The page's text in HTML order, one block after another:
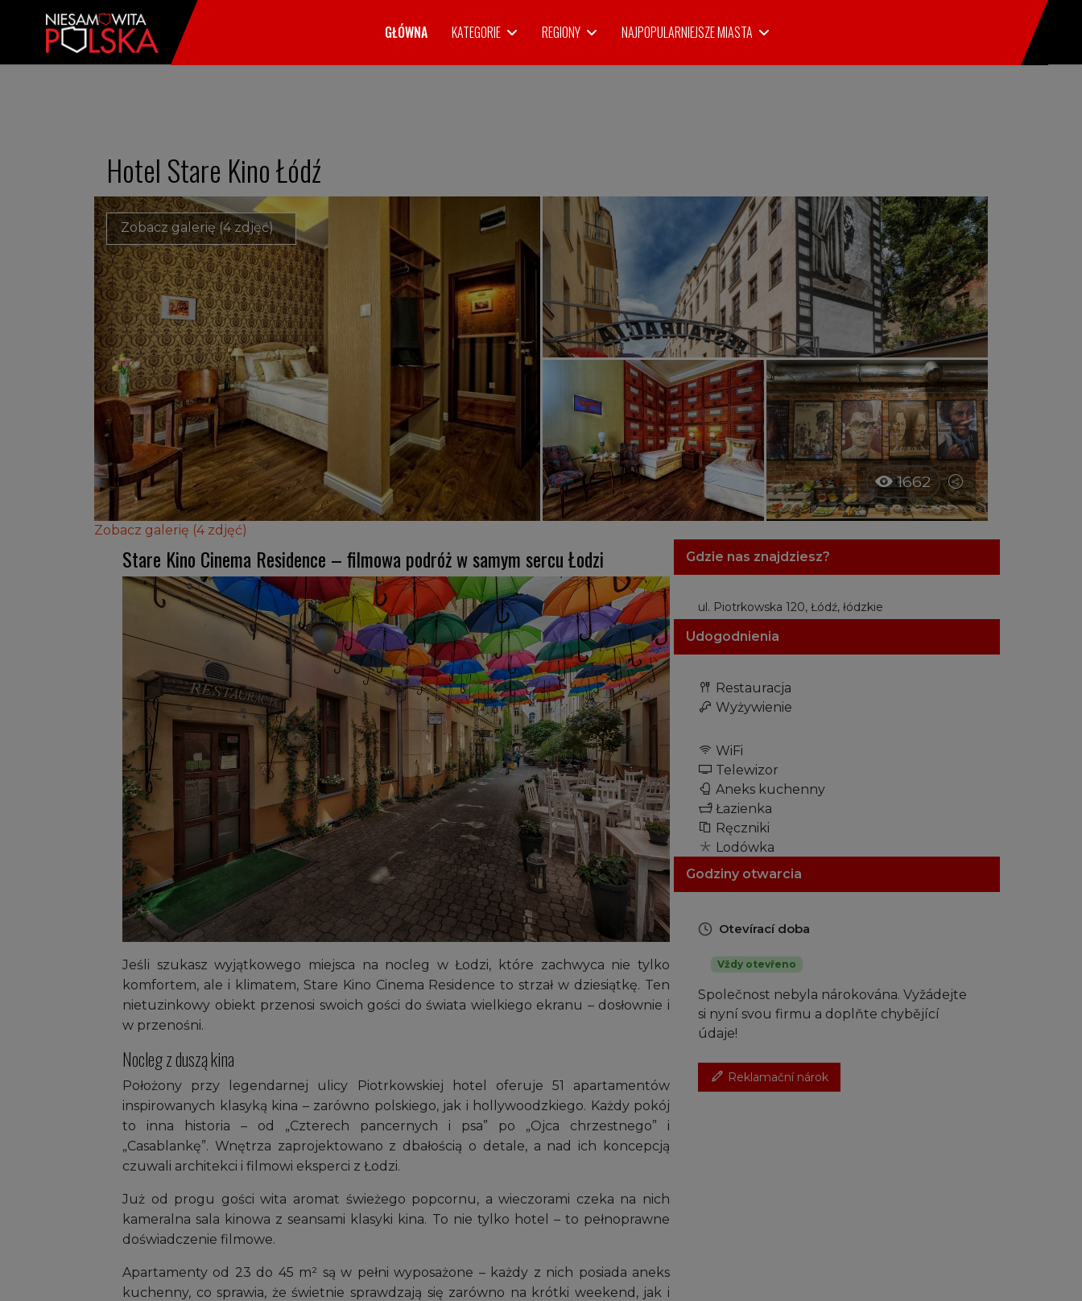
GŁÓWNA KATEGORIE REGIONY NAJPOPULARNIEJSZE MIASTA
Hotel Stare Kino Łódź
Zobacz galerię (4 zdjęć)
Zobacz galerię (4 zdjęć)
1662
Stare Kino Cinema Residence – filmowa podróż w samym sercu Łodzi
Jeśli szukasz wyjątkowego miejsca na nocleg w Łodzi, które zachwyca nie tylko
komfortem, ale i klimatem, Stare Kino Cinema Residence to strzał w dziesiątkę. Ten
nietuzinkowy obiekt przenosi swoich gości do świata wielkiego ekranu – dosłownie i
w przenośni.
Nocleg z duszą kina
Położony przy legendarnej ulicy Piotrkowskiej hotel oferuje 51 apartamentów
inspirowanych klasyką kina – zarówno polskiego, jak i hollywoodzkiego. Każdy pokój
to inna historia – od „Czterech pancernych i psa” po „Ojca chrzestnego” i
„Casablankę”. Wnętrza zaprojektowano z dbałością o detale, a nad ich koncepcją
czuwali architekci i filmowi eksperci z Łodzi.
Już od progu gości wita aromat świeżego popcornu, a wieczorami czeka na nich
kameralna sala kinowa z seansami klasyki kina. To nie tylko hotel – to pełnoprawne
doświadczenie filmowe.
Apartamenty od 23 do 45 m² są w pełni wyposażone – każdy z nich posiada aneks
kuchenny, co sprawia, że świetnie sprawdzają się zarówno na krótki weekend, jak i
Gdzie nas znajdziesz?
ul. Piotrkowska 120, Łódź, łódzkie
Udogodnienia
Restauracja
Wyżywienie
WiFi
Telewizor
Aneks kuchenny
Łazienka
Ręczniki
Lodówka
Suszarka do włosów
Godziny otwarcia
Otevírací doba
Vždy otevřeno
Společnost nebyla nárokována. Vyžádejte
si nyní svou firmu a doplňte chybějící
údaje!
Reklamační nárok